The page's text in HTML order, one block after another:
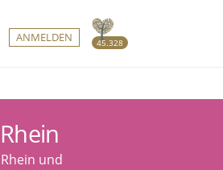
45.328
ANMELDEN
und